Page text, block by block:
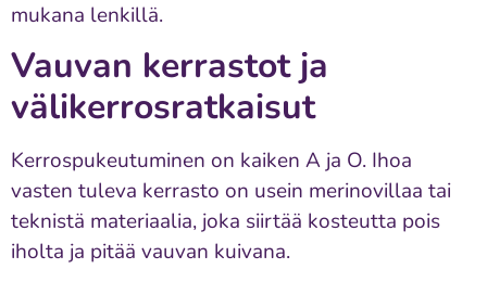
mukana lenkillä.
Vauvan kerrastot ja
välikerrosratkaisut
Kerrospukeutuminen on kaiken A ja O. Ihoa
vasten tuleva kerrasto on usein merinovillaa tai
teknistä materiaalia, joka siirtää kosteutta pois
iholta ja pitää vauvan kuivana.